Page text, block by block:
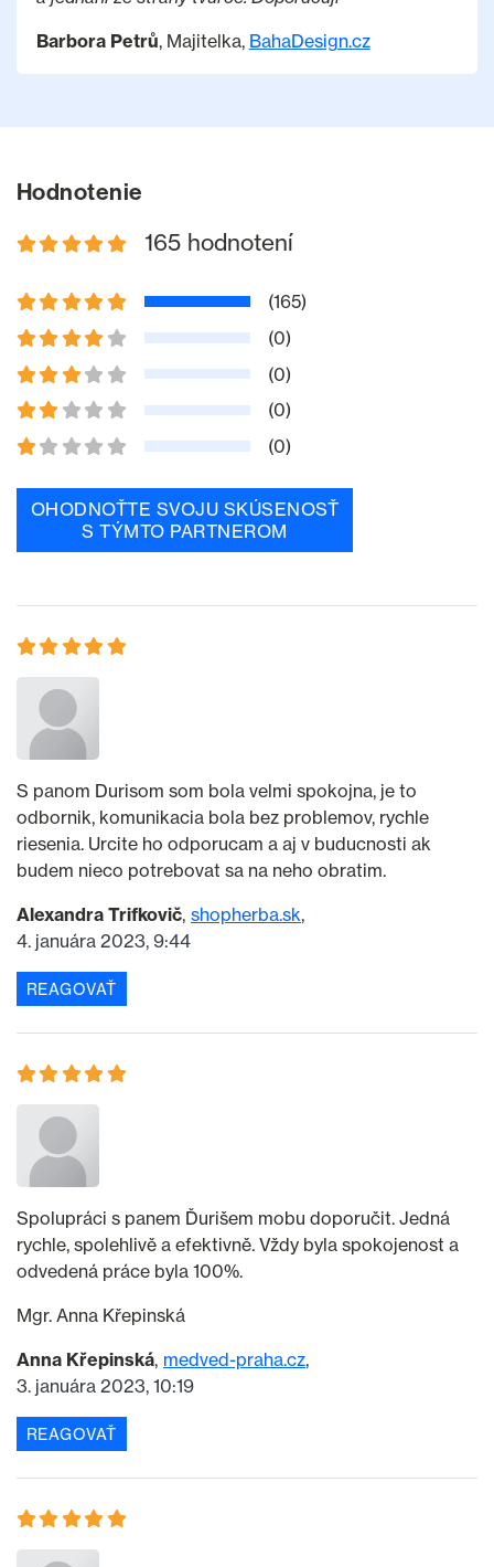
Barbora Petrů, Majitelka, BahaDesign.cz
Hodnotenie
165 hodnotení
(165)
(0)
(0)
(0)
(0)
OHODNOŤTE SVOJU SKÚSENOSŤ
S TÝMTO PARTNEROM
S panom Durisom som bola velmi spokojna, je to
odbornik, komunikacia bola bez problemov, rychle
riesenia. Urcite ho odporucam a aj v buducnosti ak
budem nieco potrebovat sa na neho obratim.
Alexandra Trifkovič shopherba.sk
4. januára 2023, 9:44
REAGOVAŤ
Spolupráci s panem Ďurišem mobu doporučit. Jedná
rychle, spolehlivě a efektivně. Vždy byla spokojenost a
odvedená práce byla 100%.
Mgr. Anna Křepinská
Anna Křepinská medved-praha.cz
3. januára 2023, 10:19
REAGOVAŤ